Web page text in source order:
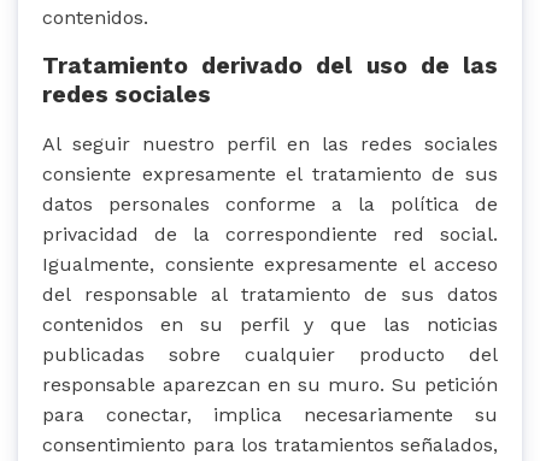
contenidos.
Tratamiento derivado del uso de las
redes sociales
Al seguir nuestro perfil en las redes sociales
consiente expresamente el tratamiento de sus
datos personales conforme a la política de
privacidad de la correspondiente red social.
Igualmente, consiente expresamente el acceso
del responsable al tratamiento de sus datos
contenidos en su perfil y que las noticias
publicadas sobre cualquier producto del
responsable aparezcan en su muro. Su petición
para conectar, implica necesariamente su
consentimiento para los tratamientos señalados,